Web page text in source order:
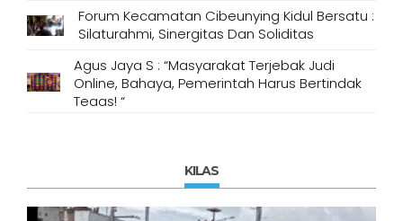
Forum Kecamatan Cibeunying Kidul Bersatu :
Silaturahmi, Sinergitas Dan Soliditas
Agus Jaya S : “Masyarakat Terjebak Judi
Online, Bahaya, Pemerintah Harus Bertindak
Tegas! “
KILAS